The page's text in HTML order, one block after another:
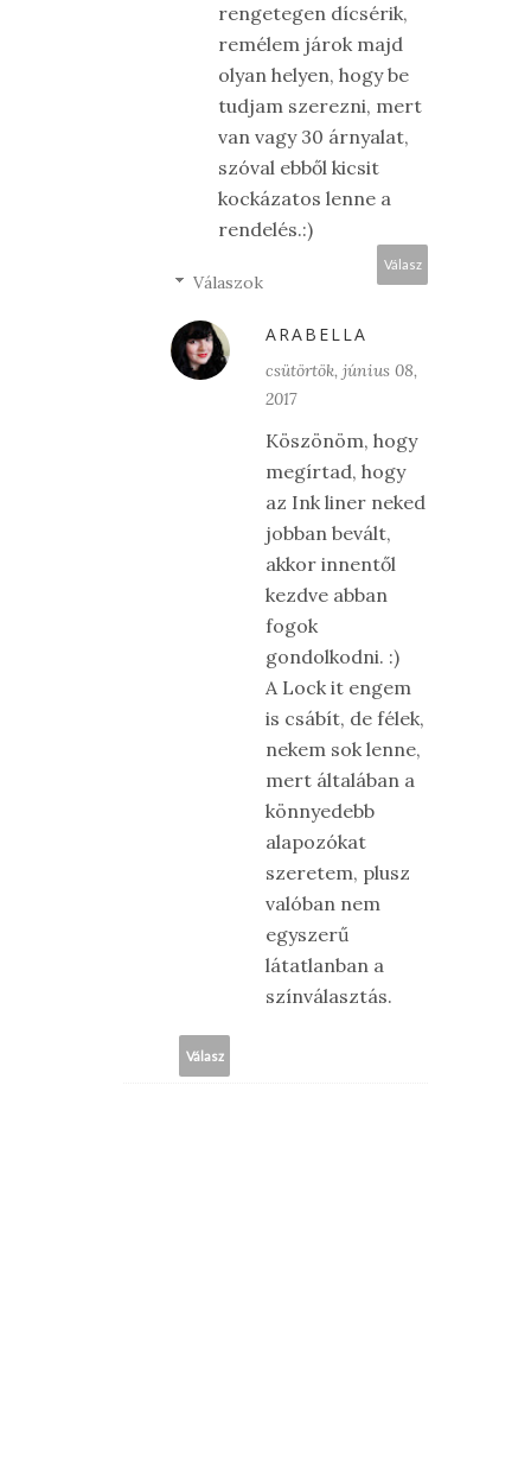
rengetegen dícsérik,
remélem járok majd
olyan helyen, hogy be
tudjam szerezni, mert
van vagy 30 árnyalat,
szóval ebből kicsit
kockázatos lenne a
rendelés.:)
Válasz
Válaszok
ARABELLA
csütörtök, június 08,
2017
Köszönöm, hogy
megírtad, hogy
az Ink liner neked
jobban bevált,
akkor innentől
kezdve abban
fogok
gondolkodni. :)
A Lock it engem
is csábít, de félek,
nekem sok lenne,
mert általában a
könnyedebb
alapozókat
szeretem, plusz
valóban nem
egyszerű
látatlanban a
színválasztás.
Válasz